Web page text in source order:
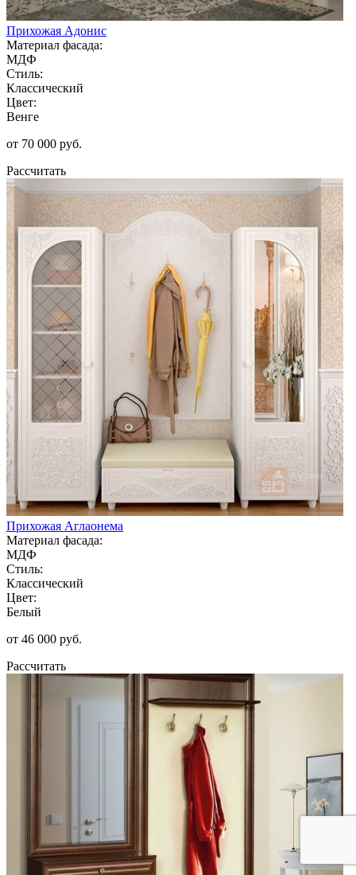
Прихожая Адонис
Материал фасада:
МДФ
Стиль:
Классический
Цвет:
Венге
от 70 000 руб.
Рассчитать
Прихожая Аглаонема
Материал фасада:
МДФ
Стиль:
Классический
Цвет:
Белый
от 46 000 руб.
Рассчитать